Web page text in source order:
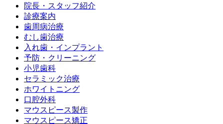
院長・スタッフ紹介
診療案内
歯周病治療
むし歯治療
入れ歯・インプラント
予防・クリーニング
小児歯科
セラミック治療
ホワイトニング
口腔外科
マウスピース製作
マウスピース矯正